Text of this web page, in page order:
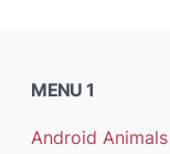
MENU 1
Android Animals